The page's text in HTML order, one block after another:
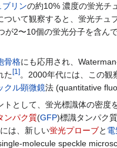
ブリンの約10% 濃度の蛍光チ
いて観察すると、蛍光チ
が2〜10個の蛍光分子を含
骨格にも応用され、
た[1 ]。2000年代には、この観
クル顕微鏡法 (quantitative
として、蛍光標識体の密度
ンパク質(GFP)標識タンパク
は、新しい蛍光プローブと
molecule speckle